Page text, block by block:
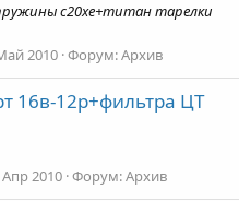
с20хе+титан тарелки
2010 Форум:Архив
16в-12р+фильтра ЦТ
Апр 2010 Форум:Архив